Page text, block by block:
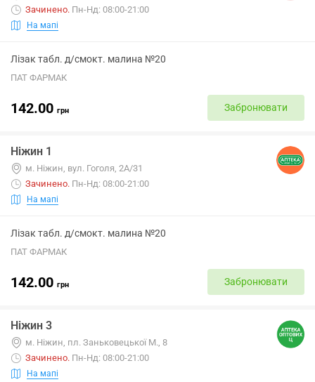
Зачинено. Пн-Нд: 08:00-21:00
На мапі
Лізак табл. д/смокт. малина №20
ПАТ ФАРМАК
142.00 грн Забронювати
Ніжин 1
м. Ніжин, вул. Гоголя, 2А/31
Зачинено. Пн-Нд: 08:00-21:00
На мапі
Лізак табл. д/смокт. малина №20
ПАТ ФАРМАК
142.00 грн Забронювати
Ніжин 3
м. Ніжин, пл. Заньковецької М., 8
Зачинено. Пн-Нд: 08:00-21:00
На мапі